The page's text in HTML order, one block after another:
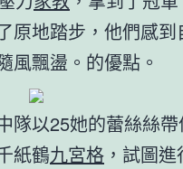
原地踏步，他們感
風飄盪。的優點。
隊以25她的蕾絲絲
紙鶴九宮格 ，試圖